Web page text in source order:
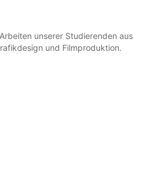
unserer Studierenden aus
und Filmproduktion.